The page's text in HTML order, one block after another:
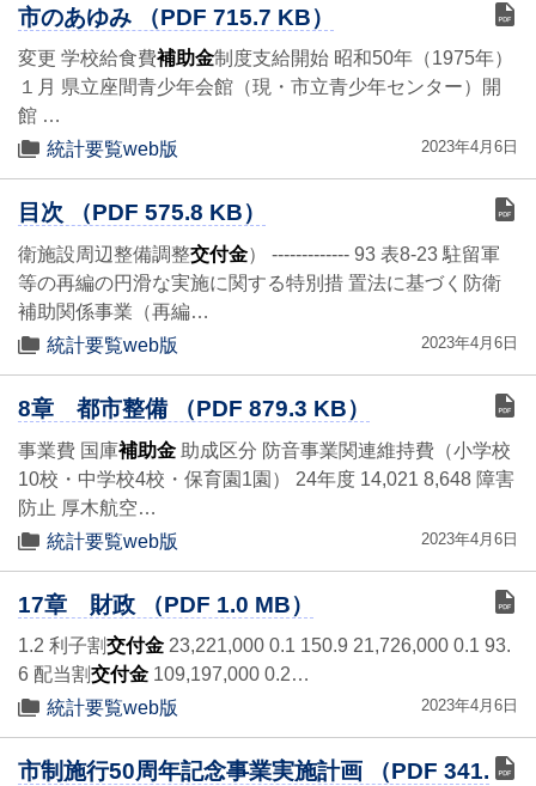
市のあゆみ （PDF 715.7 KB）
変更 学校給食費補助金制度支給開始 昭和50年（1975年）
１月 県立座間青少年会館（現・市立青少年センター）開
館 …
統計要覧web版
2023年4月6日
目次 （PDF 575.8 KB）
衛施設周辺整備調整交付金） ------------- 93 表8-23 駐留軍
等の再編の円滑な実施に関する特別措 置法に基づく防衛
補助関係事業（再編…
統計要覧web版
2023年4月6日
8章 都市整備 （PDF 879.3 KB）
事業費 国庫補助金 助成区分 防音事業関連維持費（小学校
10校・中学校4校・保育園1園） 24年度 14,021 8,648 障害
防止 厚木航空…
統計要覧web版
2023年4月6日
17章 財政 （PDF 1.0 MB）
1.2 利子割交付金 23,221,000 0.1 150.9 21,726,000 0.1 93.
6 配当割交付金 109,197,000 0.2…
統計要覧web版
2023年4月6日
市制施行50周年記念事業実施計画 （PDF 341.